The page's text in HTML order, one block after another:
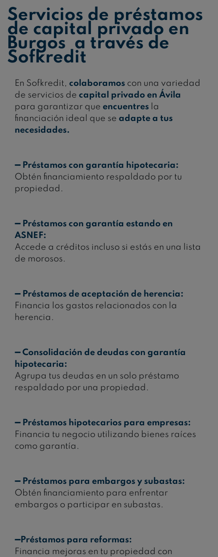
Servicios de préstamos
de capital privado en
Burgos a través de
Sofkredit
En Sofkredit, colaboramos con una variedad
de servicios de capital privado en Ávila
para garantizar que encuentres la
financiación ideal que se adapte a tus
necesidades.
➖Préstamos con garantía hipotecaria:
Obtén financiamiento respaldado por tu
propiedad.
➖ Préstamos con garantía estando en
ASNEF:
Accede a créditos incluso si estás en una lista
de morosos.
➖ Préstamos de aceptación de herencia:
Financia los gastos relacionados con la
herencia.
➖Consolidación de deudas con garantía
hipotecaria:
Agrupa tus deudas en un solo préstamo
respaldado por una propiedad.
➖ Préstamos hipotecarios para empresas:
Financia tu negocio utilizando bienes raíces
como garantía.
➖Préstamos para embargos y subastas:
Obtén financiamiento para enfrentar
embargos o participar en subastas.
➖Préstamos para reformas:
Financia mejoras en tu propiedad con